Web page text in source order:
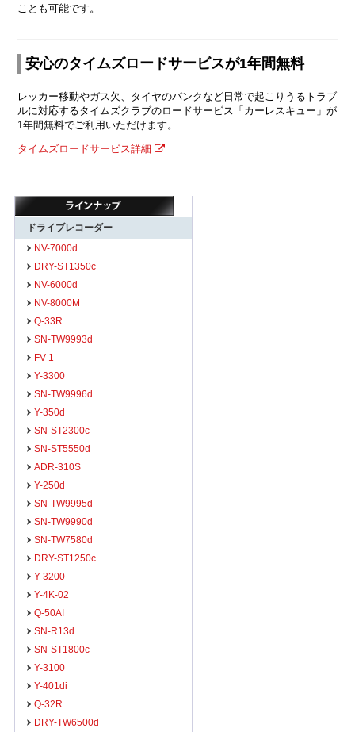
ことも可能です。
安心のタイムズロードサービスが1年間無料
レッカー移動やガス欠、タイヤのパンクなど日常で起こりうるトラブ
ルに対応するタイムズクラブのロードサービス「カーレスキュー」が
1年間無料でご利用いただけます。
タイムズロードサービス詳細
ドライブレコーダー
NV-7000d
DRY-ST1350c
NV-6000d
NV-8000M
Q-33R
SN-TW9993d
FV-1
Y-3300
SN-TW9996d
Y-350d
SN-ST2300c
SN-ST5550d
ADR-310S
Y-250d
SN-TW9995d
SN-TW9990d
SN-TW7580d
DRY-ST1250c
Y-3200
Y-4K-02
Q-50AI
SN-R13d
SN-ST1800c
Y-3100
Y-401di
Q-32R
DRY-TW6500d